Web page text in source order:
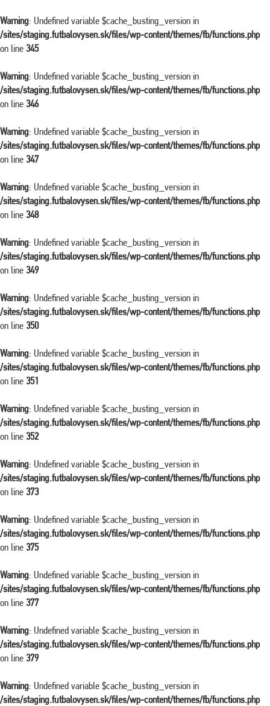
Warning: Undefined variable $cache_busting_version in
/sites/staging.futbalovysen.sk/files/wp-content/themes/fb/functions.php
on line 345
Warning: Undefined variable $cache_busting_version in
/sites/staging.futbalovysen.sk/files/wp-content/themes/fb/functions.php
on line 346
Warning: Undefined variable $cache_busting_version in
/sites/staging.futbalovysen.sk/files/wp-content/themes/fb/functions.php
on line 347
Warning: Undefined variable $cache_busting_version in
/sites/staging.futbalovysen.sk/files/wp-content/themes/fb/functions.php
on line 348
Warning: Undefined variable $cache_busting_version in
/sites/staging.futbalovysen.sk/files/wp-content/themes/fb/functions.php
on line 349
Warning: Undefined variable $cache_busting_version in
/sites/staging.futbalovysen.sk/files/wp-content/themes/fb/functions.php
on line 350
Warning: Undefined variable $cache_busting_version in
/sites/staging.futbalovysen.sk/files/wp-content/themes/fb/functions.php
on line 351
Warning: Undefined variable $cache_busting_version in
/sites/staging.futbalovysen.sk/files/wp-content/themes/fb/functions.php
on line 352
Warning: Undefined variable $cache_busting_version in
/sites/staging.futbalovysen.sk/files/wp-content/themes/fb/functions.php
on line 373
Warning: Undefined variable $cache_busting_version in
/sites/staging.futbalovysen.sk/files/wp-content/themes/fb/functions.php
on line 375
Warning: Undefined variable $cache_busting_version in
/sites/staging.futbalovysen.sk/files/wp-content/themes/fb/functions.php
on line 377
Warning: Undefined variable $cache_busting_version in
/sites/staging.futbalovysen.sk/files/wp-content/themes/fb/functions.php
on line 379
Warning: Undefined variable $cache_busting_version in
/sites/staging.futbalovysen.sk/files/wp-content/themes/fb/functions.php